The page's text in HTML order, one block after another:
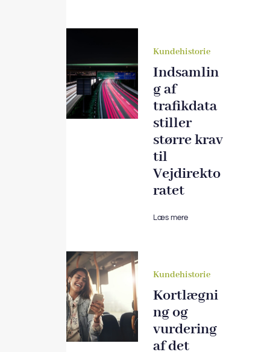
Kundehistorie
Indsamlin
g af
trafikdata
stiller
større krav
til
Vejdirekto
ratet
Læs mere
Kundehistorie
Kortlægni
ng og
vurdering
af det